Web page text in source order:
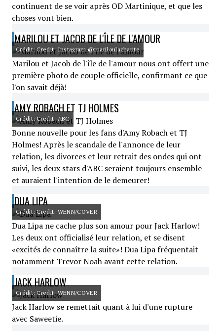
continuent de se voir après OD Martinique, et que les
choses vont bien.
MARILOU ET JACOB DE L'ÎLE DE L'AMOUR
Crédit: Credit: Instagram @mariloulacharite
Marilou et Jacob de l'île de l'amour nous ont offert une
première photo de couple officielle, confirmant ce que
l'on savait déjà!
AMY ROBACH ET TJ HOLMES
Crédit: Credit: ABC
Bonne nouvelle pour les fans d'Amy Robach et TJ
Holmes! Après le scandale de l'annonce de leur
relation, les divorces et leur retrait des ondes qui ont
suivi, les deux stars d'ABC seraient toujours ensemble
et auraient l'intention de le demeurer!
DUA LIPA
Crédit: Credit: WENN/COVER
Dua Lipa ne cache plus son amour pour Jack Harlow!
Les deux ont officialisé leur relation, et se disent
«excités de connaître la suite»! Dua Lipa fréquentait
notamment Trevor Noah avant cette relation.
JACK HARLOW
Crédit: Credit: WENN/COVER
Jack Harlow se remettait quant à lui d'une rupture
avec Saweetie.